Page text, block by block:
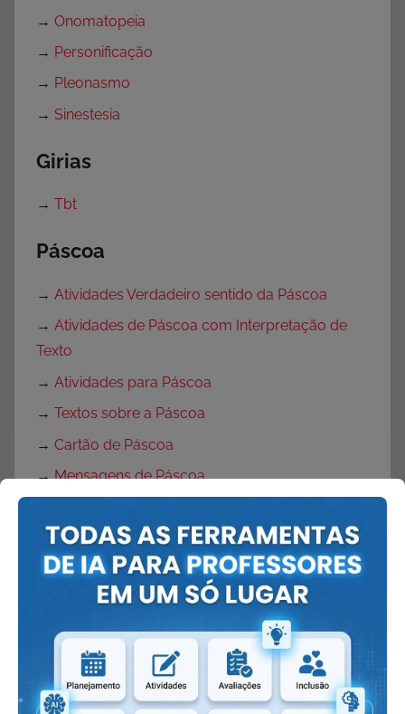
→ Onomatopeia
→ Personificação
→ Pleonasmo
→ Sinestesia
Girias
→ Tbt
Páscoa
→ Atividades Verdadeiro sentido da Páscoa
→ Atividades de Páscoa com Interpretação de
Texto
→ Atividades para Páscoa
→ Textos sobre a Páscoa
→ Cartão de Páscoa
→Mensagens de Páscoa
Músicas de Páscoa
→Música Coelhinho de Páscoa
Músicas do Coelho da Páscoa
Símbolos da Páscoa
Brincadeiras de Páscoa
→Dinâmicas de Páscoa